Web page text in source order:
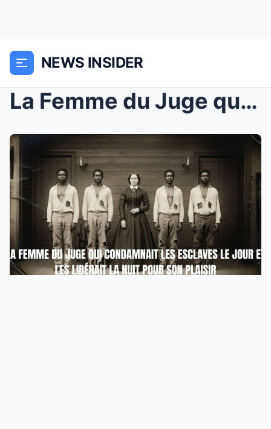
NEWS INSIDER
La Femme du Juge qui condamnait les esclaves le jo...